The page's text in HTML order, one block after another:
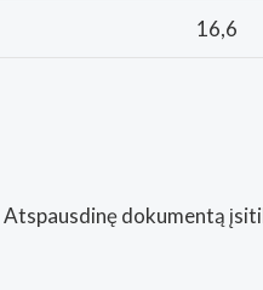
16,6
dokumentą